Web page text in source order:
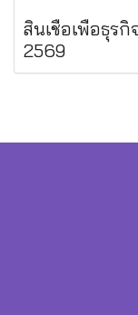
สินเชื่อเพื่อธุร
2569